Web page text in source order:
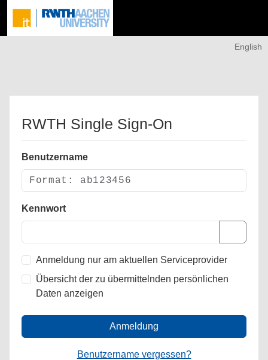
English
RWTH Single Sign-On
Benutzername
Kennwort
Anmeldung nur am aktuellen Serviceprovider
Übersicht der zu übermittelnden persönlichen
Daten anzeigen
Anmeldung
Benutzername vergessen?